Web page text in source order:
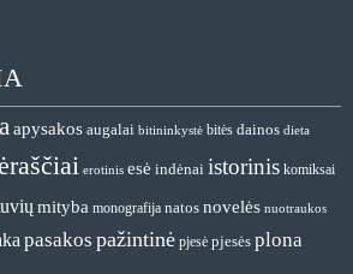
apysakos augalai bitininkystė bitės dainos dieta
erotinis esė indėnai istorinis komiksai
mityba monografija natos novelės nuotraukos
pasakos pažintinė pjesė pjesės plona